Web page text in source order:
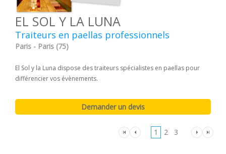
EL SOL Y LA LUNA
Traiteurs en paellas professionnels
Paris - Paris (75)
El Sol y la Luna dispose des traiteurs spécialistes en paellas pour
différencier vos évènements.
1 2 3